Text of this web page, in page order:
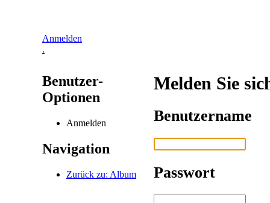
Anmelden
.
Benutzer-
Optionen
Anmelden
Navigation
Zurück zu: Album
Melden Sie
Benutzername
Passwort